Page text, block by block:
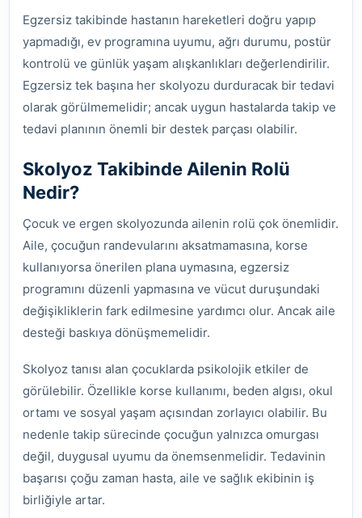
Egzersiz takibinde hastanın hareketleri doğru yapıp
yapmadığı, ev programına uyumu, ağrı durumu, postür
kontrolü ve günlük yaşam alışkanlıkları değerlendirilir.
Egzersiz tek başına her skolyozu durduracak bir tedavi
olarak görülmemelidir; ancak uygun hastalarda takip ve
tedavi planının önemli bir destek parçası olabilir.
Skolyoz Takibinde Ailenin Rolü
Nedir?
Çocuk ve ergen skolyozunda ailenin rolü çok önemlidir.
Aile, çocuğun randevularını aksatmamasına, korse
kullanıyorsa önerilen plana uymasına, egzersiz
programını düzenli yapmasına ve vücut duruşundaki
değişikliklerin fark edilmesine yardımcı olur. Ancak aile
desteği baskıya dönüşmemelidir.
Skolyoz tanısı alan çocuklarda psikolojik etkiler de
görülebilir. Özellikle korse kullanımı, beden algısı, okul
ortamı ve sosyal yaşam açısından zorlayıcı olabilir. Bu
nedenle takip sürecinde çocuğun yalnızca omurgası
değil, duygusal uyumu da önemsenmelidir. Tedavinin
başarısı çoğu zaman hasta, aile ve sağlık ekibinin iş
birliğiyle artar.